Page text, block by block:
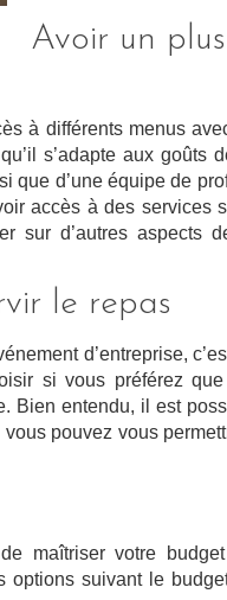
Avoir un
à différents menus
s’adapte aux goûts
d’une équipe de
accès à des services
d’autres aspects
le repas
d’entreprise,
si vous préférez
Bien entendu, il est
pouvez vous
maîtriser votre
options suivant le